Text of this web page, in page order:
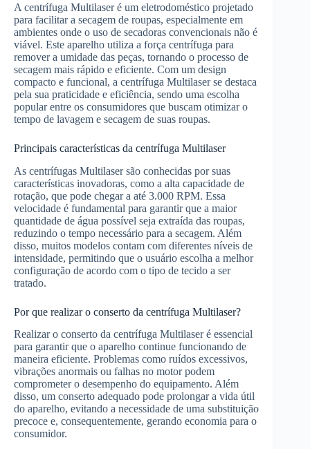
A centrífuga Multilaser é um eletrodoméstico projetado
para facilitar a secagem de roupas, especialmente em
ambientes onde o uso de secadoras convencionais não é
viável. Este aparelho utiliza a força centrífuga para
remover a umidade das peças, tornando o processo de
secagem mais rápido e eficiente. Com um design
compacto e funcional, a centrífuga Multilaser se destaca
pela sua praticidade e eficiência, sendo uma escolha
popular entre os consumidores que buscam otimizar o
tempo de lavagem e secagem de suas roupas.
Principais características da centrífuga Multilaser
As centrífugas Multilaser são conhecidas por suas
características inovadoras, como a alta capacidade de
rotação, que pode chegar a até 3.000 RPM. Essa
velocidade é fundamental para garantir que a maior
quantidade de água possível seja extraída das roupas,
reduzindo o tempo necessário para a secagem. Além
disso, muitos modelos contam com diferentes níveis de
intensidade, permitindo que o usuário escolha a melhor
configuração de acordo com o tipo de tecido a ser
tratado.
Por que realizar o conserto da centrífuga Multilaser?
Realizar o conserto da centrífuga Multilaser é essencial
para garantir que o aparelho continue funcionando de
maneira eficiente. Problemas como ruídos excessivos,
vibrações anormais ou falhas no motor podem
comprometer o desempenho do equipamento. Além
disso, um conserto adequado pode prolongar a vida útil
do aparelho, evitando a necessidade de uma substituição
precoce e, consequentemente, gerando economia para o
consumidor.